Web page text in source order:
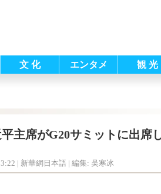
文 化 エンタメ 観 光
主席がG20サミットに出席
| 新華網日本語 | 編集: 吴寒冰